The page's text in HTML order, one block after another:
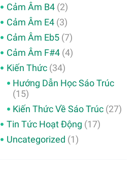
Cảm Âm B4(2)
Cảm Âm E4(3)
Cảm Âm Eb5(7)
Cảm Âm F#4(4)
Kiến Thức(34)
Hướng Dẫn Học Sáo Trúc
(15)
Kiến Thức Về Sáo Trúc (27)
Tin Tức Hoạt Động (17)
Uncategorized (1)